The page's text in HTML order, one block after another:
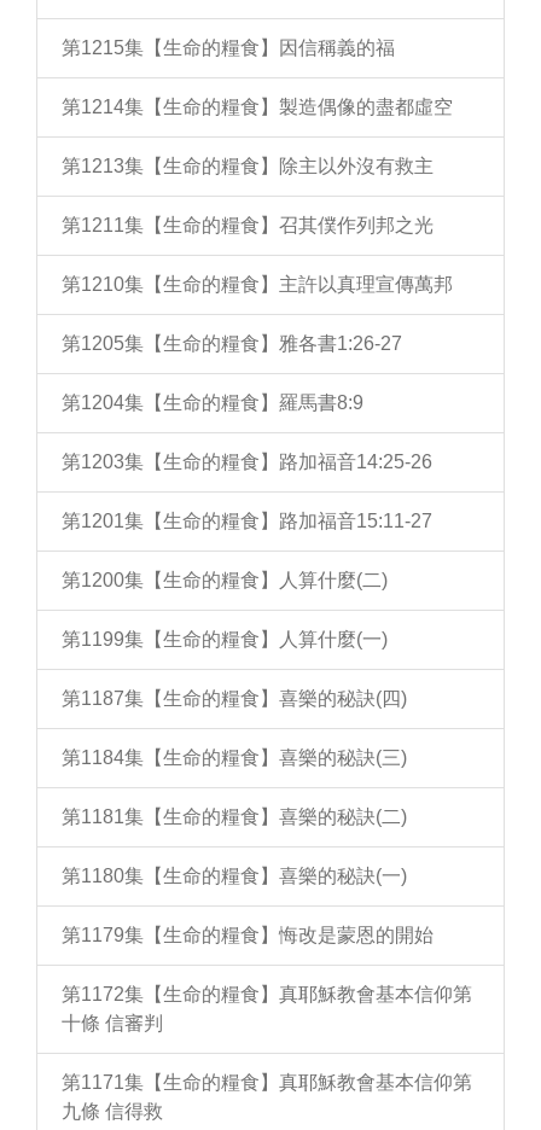
第1215集【生命的糧食】因信稱義的福
第1214集【生命的糧食】製造偶像的盡都虛空
第1213集【生命的糧食】除主以外沒有救主
第1211集【生命的糧食】召其僕作列邦之光
第1210集【生命的糧食】主許以真理宣傳萬邦
第1205集【生命的糧食】雅各書1:26-27
第1204集【生命的糧食】羅馬書8:9
第1203集【生命的糧食】路加福音14:25-26
第1201集【生命的糧食】路加福音15:11-27
第1200集【生命的糧食】人算什麼(二)
第1199集【生命的糧食】人算什麼(一)
第1187集【生命的糧食】喜樂的秘訣(四)
第1184集【生命的糧食】喜樂的秘訣(三)
第1181集【生命的糧食】喜樂的秘訣(二)
第1180集【生命的糧食】喜樂的秘訣(一)
第1179集【生命的糧食】悔改是蒙恩的開始
第1172集【生命的糧食】真耶穌教會基本信仰第
十條 信審判
第1171集【生命的糧食】真耶穌教會基本信仰第
九條 信得救